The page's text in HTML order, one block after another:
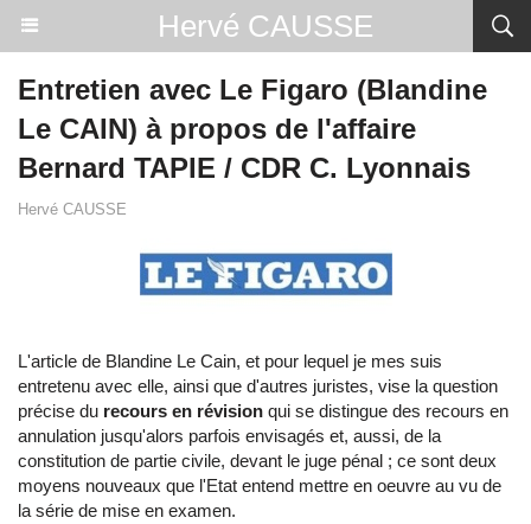
Hervé CAUSSE
Entretien avec Le Figaro (Blandine
Le CAIN) à propos de l'affaire
Bernard TAPIE / CDR C. Lyonnais
Hervé CAUSSE
L'article de Blandine Le Cain, et pour lequel je mes suis
entretenu avec elle, ainsi que d'autres juristes, vise la question
précise du recours en révision qui se distingue des recours en
annulation jusqu'alors parfois envisagés et, aussi, de la
constitution de partie civile, devant le juge pénal ; ce sont deux
moyens nouveaux que l'Etat entend mettre en oeuvre au vu de
la série de mise en examen.